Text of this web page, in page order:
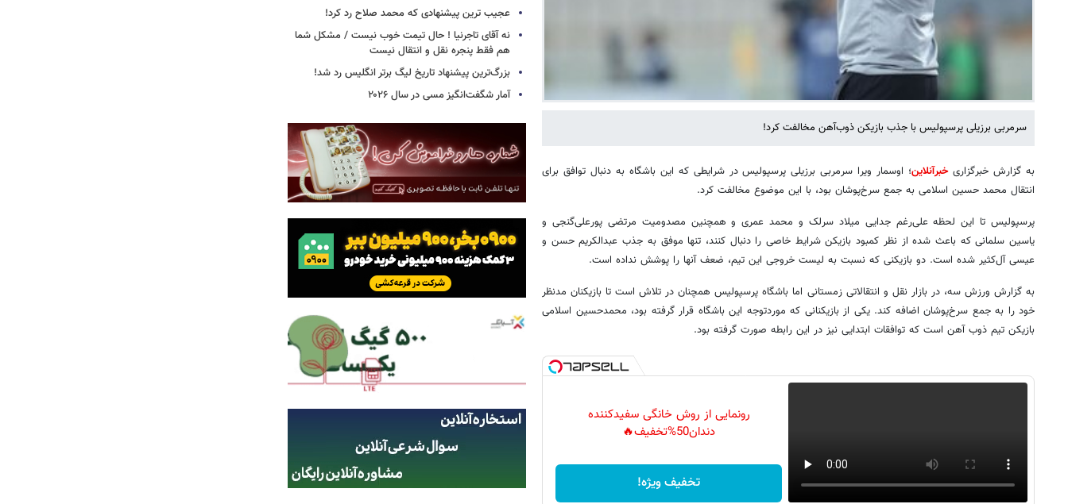
سرمربی برزیلی پرسپولیس با جذب بازیکن ذوب‌آهن مخالفت کرد!
به گزارش خبرگزاریخبرآنلاین؛ اوسمار ویرا سرمربی برزیلی پرسپولیس در شرایطی که این باشگاه به دنبال توافق برای
انتقال محمد حسین اسلامی به جمع سرخ‌پوشان بود، با این موضوع مخالفت کرد.
پرسپولیس تا این لحظه علی‌رغم جدایی میلاد سرلک و محمد عمری و همچنین مصدومیت مرتضی پورعلی‌گنجی و
یاسین سلمانی که باعث شده از نظر کمبود بازیکن شرایط خاصی را دنبال کنند، تنها موفق به جذب عبدالکریم حسن و
عیسی آل‌کثیر شده است. دو بازیکنی که نسبت به لیست خروجی این تیم، ضعف آنها را پوشش نداده است.
به گزارش ورزش سه، در بازار نقل و انتقالاتی زمستانی اما باشگاه پرسپولیس همچنان در تلاش است تا بازیکنان مدنظر
خود را به جمع سرخ‌پوشان اضافه کند. یکی از بازیکنانی که موردتوجه این باشگاه قرار گرفته بود، محمدحسین اسلامی
بازیکن تیم ذوب آهن است که توافقات ابتدایی نیز در این رابطه صورت گرفته بود.
رونمایی از روش خانگی سفیدکننده
دندان50%تخفیف🔥
تخفیف ویژه!
عجیب ترین پیشنهادی که محمد صلاح رد کرد!
نه آقای تاجرنیا ! حال تیمت خوب نیست / مشکل شما
هم فقط پنجره نقل و انتقال نیست
بزرگ‌ترین پیشنهاد تاریخ لیگ برتر انگلیس رد شد!
آمار شگفت‌انگیز مسی در سال ۲۰۲۶